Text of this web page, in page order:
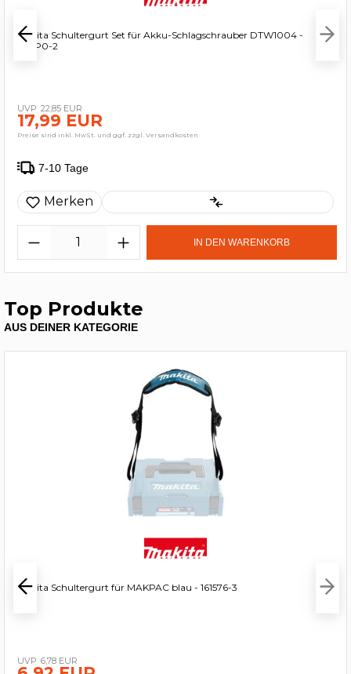
Makita Schultergurt Set für Akku-Schlagschrauber DTW1004 -
1913P0-2
22,85 EUR
17,99 EUR
Preise sind inkl. MwSt. und ggf. zzgl. Versandkosten
7-10 Tage
Merken
IN DEN WARENKORB
Top Produkte
AUS DEINER KATEGORIE
Makita Schultergurt für MAKPAC blau - 161576-3
6,78 EUR